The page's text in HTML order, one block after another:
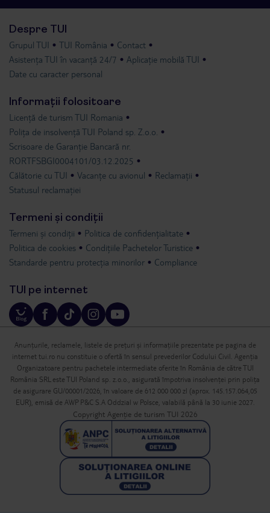
Despre TUI
Grupul TUI TUI România
Contact
Asistența TUI în vacanță 24/7
Aplicație mobilă TUI
Date cu caracter personal
Informații folositoare
Licență de turism TUI Romania
Polița de insolvență TUI Poland sp. Z.o.o.
Scrisoare de Garanție Bancară nr.
RORTFSBGI0004101/03.12.2025
Călătorie cu TUI
Vacanțe cu avionul
Reclamații
Statusul reclamației
Termeni și condiții
Termeni și condiții
Politica de confidențialitate
Politica de cookies
Condițiile Pachetelor Turistice
Standarde pentru protecția minorilor
Compliance
TUI pe internet
Anunțurile, reclamele, listele de prețuri și informațiile prezentate pe pagina de
internet tui.ro nu constituie o ofertă în sensul prevederilor Codului Civil. Agenția
Organizatoare pentru pachetele intermediate oferite în România de către TUI
România SRL este TUI Poland sp. z.o.o., asigurată împotriva insolvenței prin polița
de asigurare GU/00001/2026, în valoare de 612 000 000 zl (aprox. 145.157.064,05
EUR), emisă de AWP P&C S.A Oddzial w Polsce, valabilă până la 30 iunie 2027.
Copyright Agenție de turism TUI 2026